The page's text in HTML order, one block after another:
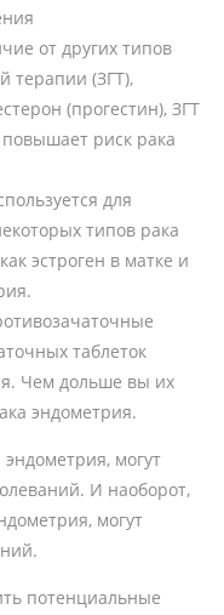
от других типов
терапии (ЗГТ),
(прогестин), ЗГТ
повышает риск рака
для
типов рака
эстроген в матке и
таблеток
Чем дольше вы их
эндометрия.
могут
И наоборот,
могут
потенциальные